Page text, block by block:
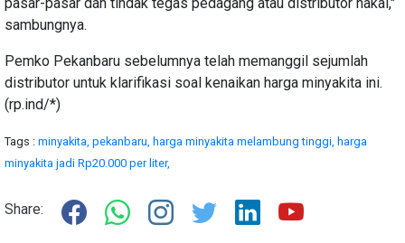
sambungnya.
Pemko Pekanbaru sebelumnya telah memanggil sejumlah
distributor untuk klarifikasi soal kenaikan harga minyakita ini.
(rp.ind/*)
Tags : minyakita, pekanbaru, harga minyakita melambung tinggi, harga
minyakita jadi Rp20.000 per liter,
Share: